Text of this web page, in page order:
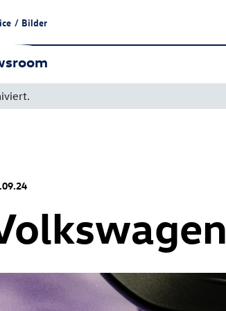
/ Bilder